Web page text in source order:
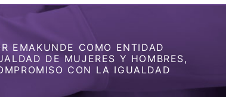
EMAKUNDE COMO ENTIDAD
DE MUJERES Y HOMBRES,
CON LA IGUALDAD